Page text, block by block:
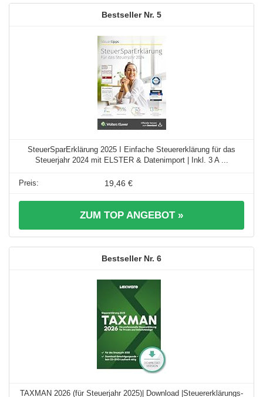
5
SteuerSparErklärung 2025 I Einfache Steuererklärung für das
Steuerjahr 2024 mit ELSTER & Datenimport | Inkl. 3 A ...
19,46 €
ZUM TOP ANGEBOT »
6
TAXMAN 2026 (für Steuerjahr 2025)| Download |Steuererklärungs-